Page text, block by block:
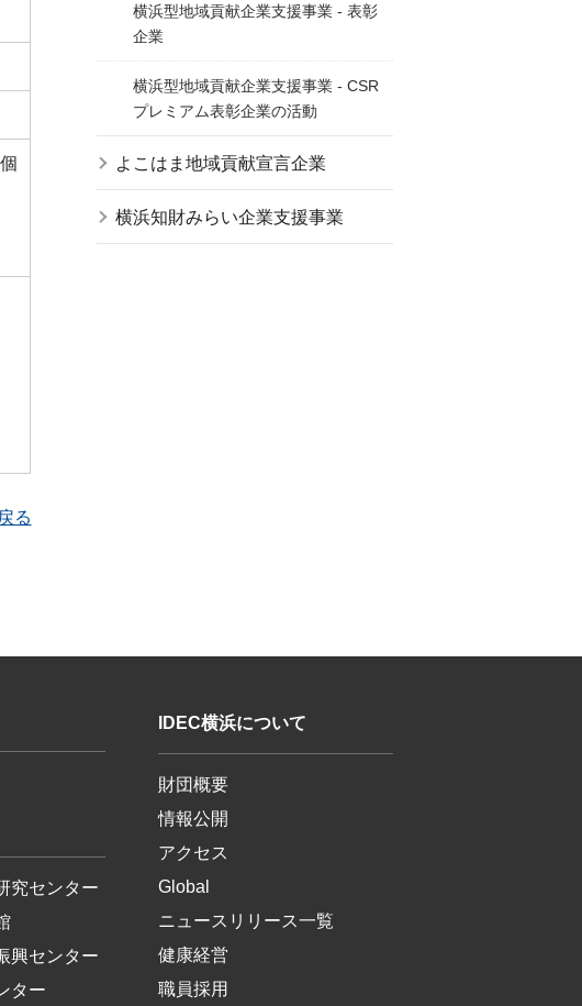
る
横浜型地域貢献企業支援事業 - 表彰
企業
横浜型地域貢献企業支援事業 - CSR
プレミアム表彰企業の活動
よこはま地域貢献宣言企業
横浜知財みらい企業支援事業
究センター
興センター
ター
IDEC横浜について
財団概要
情報公開
アクセス
Global
ニュースリリース一覧
健康経営
職員採用